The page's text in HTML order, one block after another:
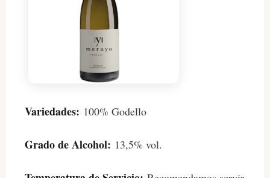
Variedades: 100% Godello
Grado de Alcohol: 13,5% vol.